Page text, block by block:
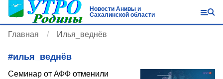
Новости Анивы и
Сахалинской области
Главная Илья_веднёв
#илья_веднёв
Семинар от АФФ отменили